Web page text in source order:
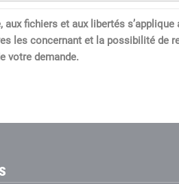
fichiers et aux libertés
les concernant et la possibilité
votre demande.